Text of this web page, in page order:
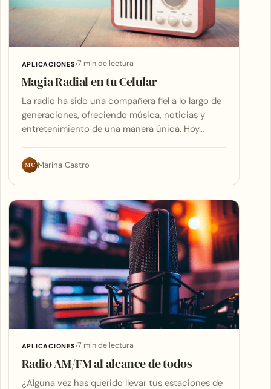
APLICACIONES 7 min de lectura
Magia Radial en tu Celular
La radio ha sido una compañera fiel a lo largo de
generaciones, ofreciendo música, noticias y
entretenimiento de una manera única. Hoy…
MC Marina Castro
APLICACIONES 7 min de lectura
Radio AM/FM al alcance de todos
¿Alguna vez has querido llevar tus estaciones de